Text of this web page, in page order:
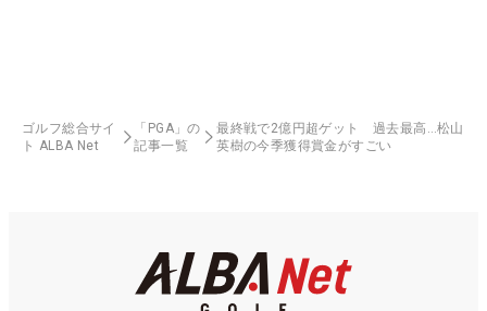
ゴルフ総合サイ
ト ALBA Net
「PGA」の
記事一覧
最終戦で2億円超ゲット 過去最高…松山
英樹の今季獲得賞金がすごい